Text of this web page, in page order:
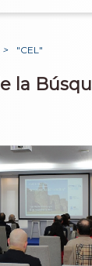
> "CEL"
la